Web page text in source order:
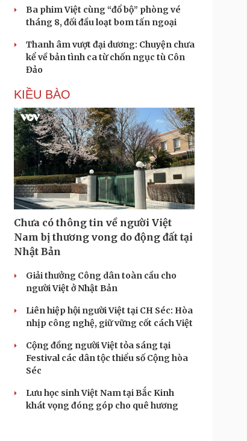
Ba phim Việt cùng “đổ bộ” phòng vé
tháng 8, đối đầu loạt bom tấn ngoại
Thanh âm vượt đại dương: Chuyện chưa
kể về bản tình ca từ chốn ngục tù Côn
Đảo
KIỀU BÀO
Chưa có thông tin về người Việt
Nam bị thương vong do động đất tại
Nhật Bản
Giải thưởng Công dân toàn cầu cho
người Việt ở Nhật Bản
Liên hiệp hội người Việt tại CH Séc: Hòa
nhịp công nghệ, giữ vững cốt cách Việt
Cộng đồng người Việt tỏa sáng tại
Festival các dân tộc thiểu số Cộng hòa
Séc
Lưu học sinh Việt Nam tại Bắc Kinh
khát vọng đóng góp cho quê hương